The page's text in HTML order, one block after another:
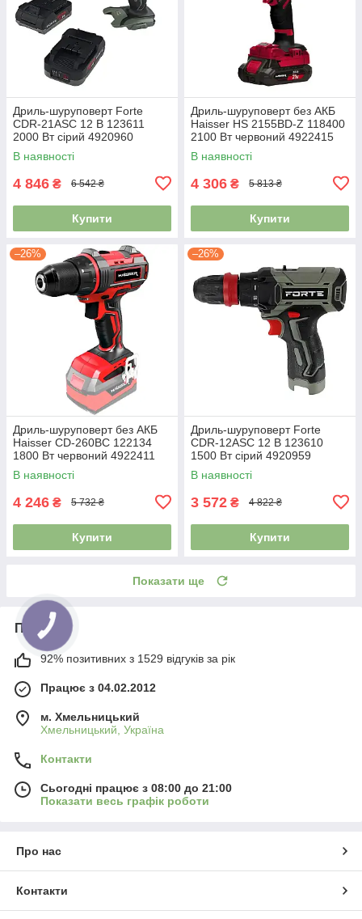
Дриль-шуруповерт Forte
СDR-21ASС 12 В 123611
2000 Вт сірий 4920960
В наявності
4 846 ₴ 6 542 ₴
Купити
Дриль-шуруповерт без АКБ
Haisser HS 2155BD-Z 118400
2100 Вт червоний 4922415
В наявності
4 306 ₴ 5 813 ₴
Купити
–26%
Дриль-шуруповерт без АКБ
Haisser СD-260BС 122134
1800 Вт червоний 4922411
В наявності
4 246 ₴ 5 732 ₴
Купити
–26%
Дриль-шуруповерт Forte
СDR-12ASС 12 В 123610
1500 Вт сірий 4920959
В наявності
3 572 ₴ 4 822 ₴
Купити
Показати ще
Про нас
92% позитивних з 1529 відгуків за рік
Працює з 04.02.2012
м. Хмельницький
Хмельницький, Україна
Контакти
Сьогодні працює з 08:00 до 21:00
Показати весь графік роботи
Про нас
Контакти